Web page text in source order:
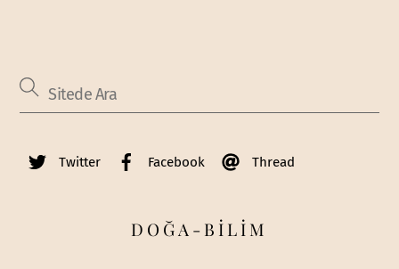
Twitter Facebook Thread
DOĞA-BİLİM